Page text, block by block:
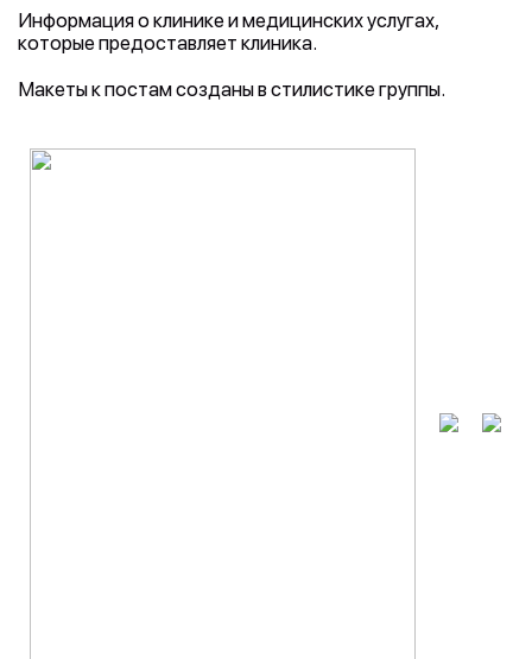
Информация о клинике и медицинских услугах,
которые предоставляет клиника.
Макеты к постам созданы в стилистике группы.